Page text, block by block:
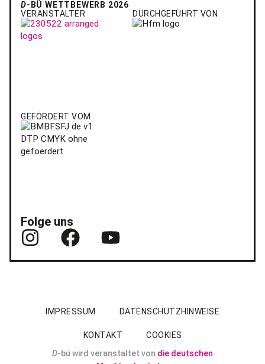
D-BÜ WETTBEWERB 2026
VERANSTALTER
DURCHGEFÜHRT VON
GEFÖRDERT VOM
Folge uns
IMPRESSUM DATENSCHUTZHINWEISE
KONTAKT
COOKIES
D-bü wird veranstaltet von die deutschen